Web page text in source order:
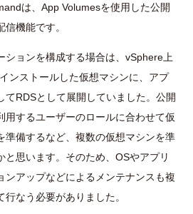
は、 App Volumesを使用した公開
機能です。
ョンを構成する場合は、 vSphere 上
ンストールした仮想マシンに、アプ
てRDSとして展開していました。公開
用するユーザーのロールに合わせて仮
準備するなど、複数の仮想マシンを準
思います。そのため、 OSやアプリ
ンアップなどによるメンテナンスも複
なう必要がありました。